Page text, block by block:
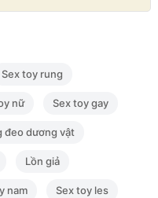
Sex toy rung
nữ Sex toy gay
đeo dương vật
Lồn giả
nam Sex toy les